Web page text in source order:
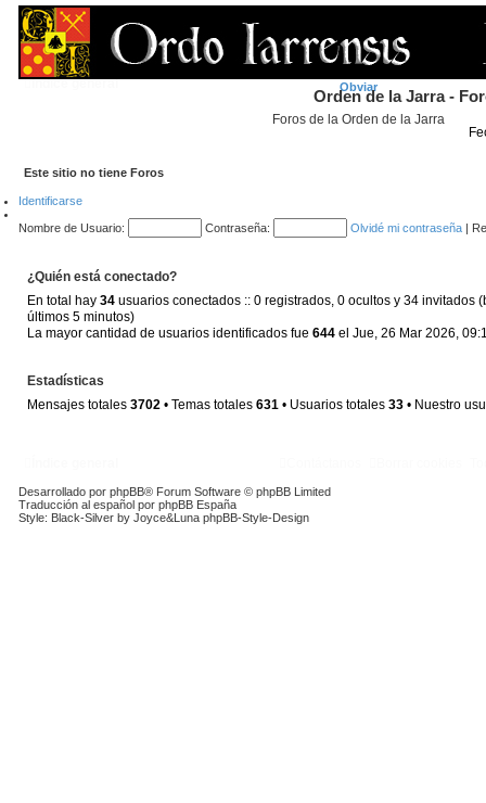
Obviar
FAQ
Índice general
Orden de la Jarra -
Foros de la Orden de la Jarra
Este sitio no tiene Foros
Identificarse
Nombre de Usuario: Contraseña: Olvidé mi contraseña |
¿Quién está conectado?
En total hay 34 usuarios conectados :: 0 registrados, 0 ocultos y 34 invitados
últimos 5 minutos)
La mayor cantidad de usuarios identificados fue 644 el Jue, 26 Mar 2026,
Estadísticas
Mensajes totales 3702 • Temas totales 631 • Usuarios totales 33 • Nuestro
Desarrollado por phpBB® Forum Software © phpBB Limited
Traducción al español por phpBB España
Style: Black-Silver by Joyce&Luna phpBB-Style-Design